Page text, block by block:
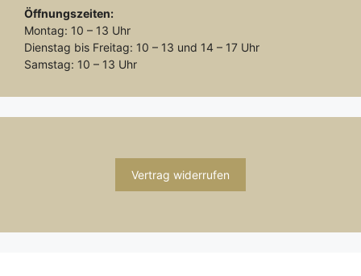
Öffnungszeiten:
Montag: 10 – 13 Uhr
Dienstag bis Freitag: 10 – 13 und 14 – 17 Uhr
Samstag: 10 – 13 Uhr
Vertrag widerrufen